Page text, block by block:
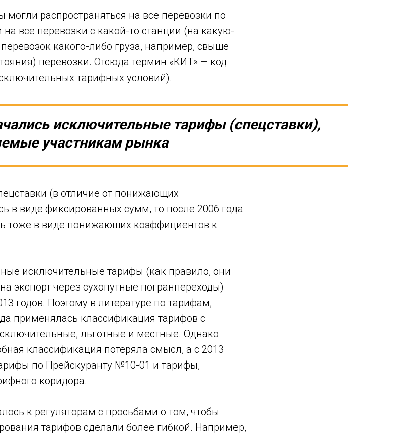
распространяться на все перевозки по
все перевозки с какой-то станции (на какую-
какого-либо груза, например, свыше
перевозки. Отсюда термин «КИТ» — код
тарифных условий).
исключительные тарифы (спецставки),
участникам рынка
(в отличие от понижающих
в виде фиксированных сумм, то после 2006 года
тоже в виде понижающих коэффициентов к
исключительные тарифы (как правило, они
экспорт через сухопутные погранпереходы)
годов. Поэтому в литературе по тарифам,
применялась классификация тарифов с
льготные и местные. Однако
классификация потеряла смысл, а с 2013
по Прейскуранту №10-01 и тарифы,
коридора.
к регуляторам с просьбами о том, чтобы
тарифов сделали более гибкой. Например,